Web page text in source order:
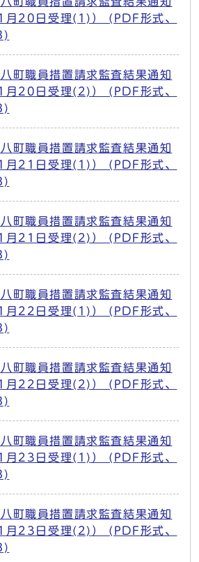
月20日受理(1)） (PDF形式、
八町職員措置請求監査結果通知
月20日受理(2)） (PDF形式、
八町職員措置請求監査結果通知
月21日受理(1)） (PDF形式、
八町職員措置請求監査結果通知
月21日受理(2)） (PDF形式、
八町職員措置請求監査結果通知
月22日受理(1)） (PDF形式、
八町職員措置請求監査結果通知
月22日受理(2)） (PDF形式、
八町職員措置請求監査結果通知
月23日受理(1)） (PDF形式、
八町職員措置請求監査結果通知
月23日受理(2)） (PDF形式、